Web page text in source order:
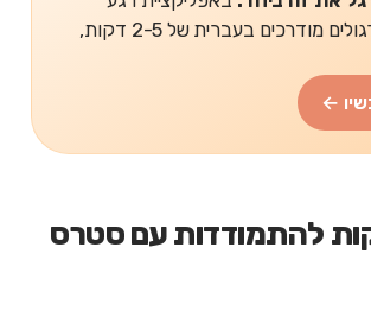
מחכים לך תרגולים מודרכים בעברית של 2-5 דקות,
←
להתמודדות עם סטרס